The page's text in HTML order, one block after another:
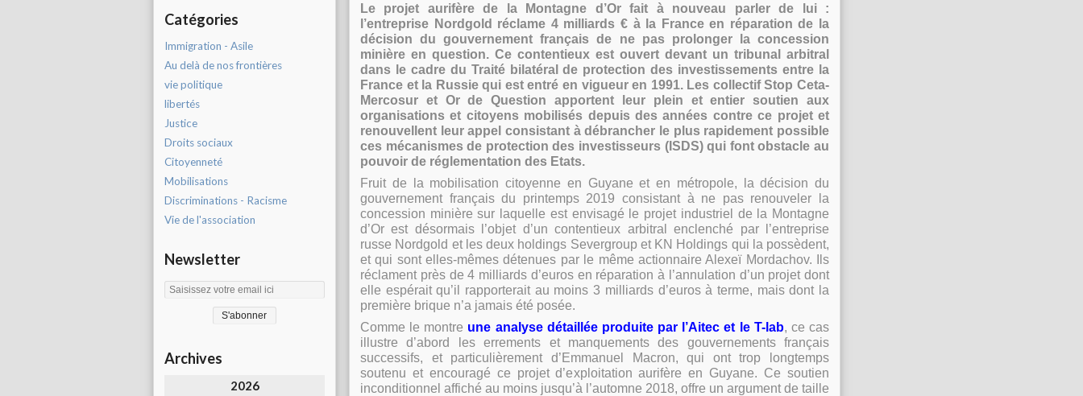
Catégories
Immigration - Asile
Au delà de nos frontières
vie politique
libertés
Justice
Droits sociaux
Citoyenneté
Mobilisations
Discriminations - Racisme
Vie de l'association
Newsletter
Archives
2026
Le projet aurifère de la Montagne d’Or fait à nouveau parler de lui :
l’entreprise Nordgold réclame 4 milliards € à la France en réparation de la
décision du gouvernement français de ne pas prolonger la concession
minière en question. Ce contentieux est ouvert devant un tribunal arbitral
dans le cadre du Traité bilatéral de protection des investissements entre la
France et la Russie qui est entré en vigueur en 1991. Les collectif Stop Ceta-
Mercosur et Or de Question apportent leur plein et entier soutien aux
organisations et citoyens mobilisés depuis des années contre ce projet et
renouvellent leur appel consistant à débrancher le plus rapidement possible
ces mécanismes de protection des investisseurs (ISDS) qui font obstacle au
pouvoir de réglementation des Etats.
Fruit de la mobilisation citoyenne en Guyane et en métropole, la décision du
gouvernement français du printemps 2019 consistant à ne pas renouveler la
concession minière sur laquelle est envisagé le projet industriel de la Montagne
d’Or est désormais l’objet d’un contentieux arbitral enclenché par l’entreprise
russe Nordgold et les deux holdings Severgroup et KN Holdings qui la possèdent,
et qui sont elles-mêmes détenues par le même actionnaire Alexeï Mordachov. Ils
réclament près de 4 milliards d’euros en réparation à l’annulation d’un projet dont
elle espérait qu’il rapporterait au moins 3 milliards d’euros à terme, mais dont la
première brique n’a jamais été posée.
Comme le montre une analyse détaillée produite par l’Aitec et le T-lab, ce cas
illustre d’abord les errements et manquements des gouvernements français
successifs, et particulièrement d’Emmanuel Macron, qui ont trop longtemps
soutenu et encouragé ce projet d’exploitation aurifère en Guyane. Ce soutien
inconditionnel affiché au moins jusqu’à l’automne 2018, offre un argument de taille